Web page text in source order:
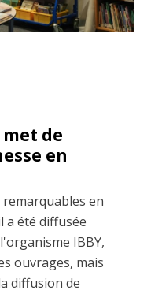
met de
en
en
a été diffusée
IBBY,
ouvrages, mais
diffusion de